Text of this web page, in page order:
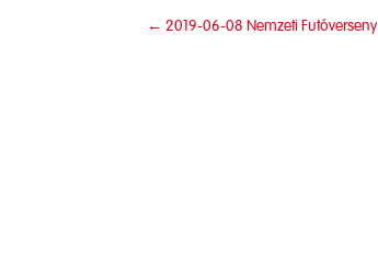
←2019-06-08 Nemzeti Futóverseny